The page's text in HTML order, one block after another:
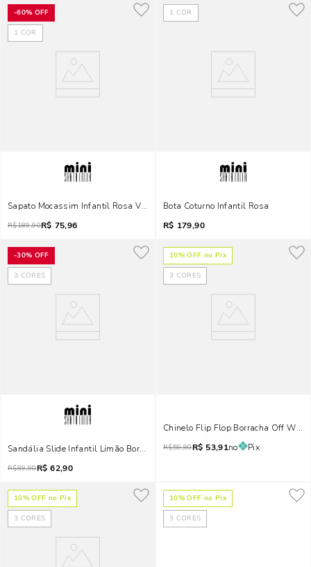
-60% OFF
1 COR
Sapato Mocassim Infantil Rosa Verniz Anzeli
R$189,90R$ 75,96
1 COR
Bota Coturno Infantil Rosa
R$ 179,90
-30% OFF
3 CORES
Sandália Slide Infantil Limão Borracha
R$89,90R$ 62,90
10% OFF no Pix
3 CORES
Chinelo Flip Flop Borracha Off White
R$59,90R$ 53,91no Pix
10% OFF no Pix
3 CORES
10% OFF no Pix
3 CORES